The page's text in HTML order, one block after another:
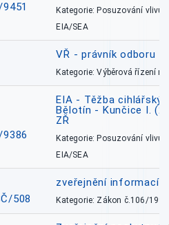
Kategorie: Posuzování vlivů
EIA/SEA
VŘ - právník odboru
Kategorie: Výběrová řízení
EIA - Těžba
Bělotín - Kunčice I.
ZŘ
Kategorie: Posuzování vlivů
EIA/SEA
508
zveřejnění informací
Kategorie: Zákon č.106/1999